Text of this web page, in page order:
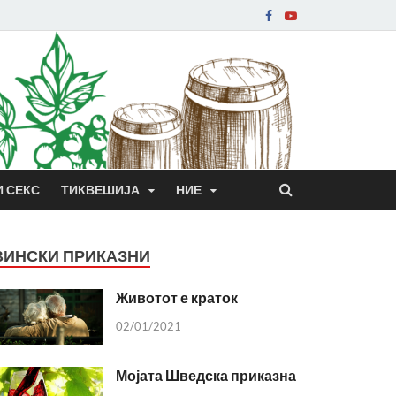
СЕКС ТИКВЕШИЈА НИЕ
ПРИКАЗНИ
Животот е краток
02/01/2021
Мојата Шведска приказна